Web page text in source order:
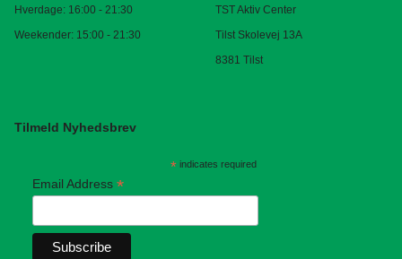
Hverdage: 16:00 - 21:30
Weekender: 15:00 - 21:30
TST Aktiv Center
Tilst Skolevej 13A
8381 Tilst
Tilmeld Nyhedsbrev
*indicates required
Email Address *